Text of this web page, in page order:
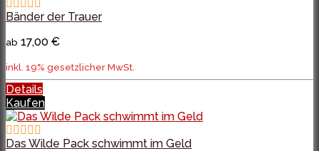
Bänder der Trauer
ab 17,00 €
inkl. 19% gesetzlicher MwSt.
Details
Kaufen
Das Wilde Pack schwimmt im Geld